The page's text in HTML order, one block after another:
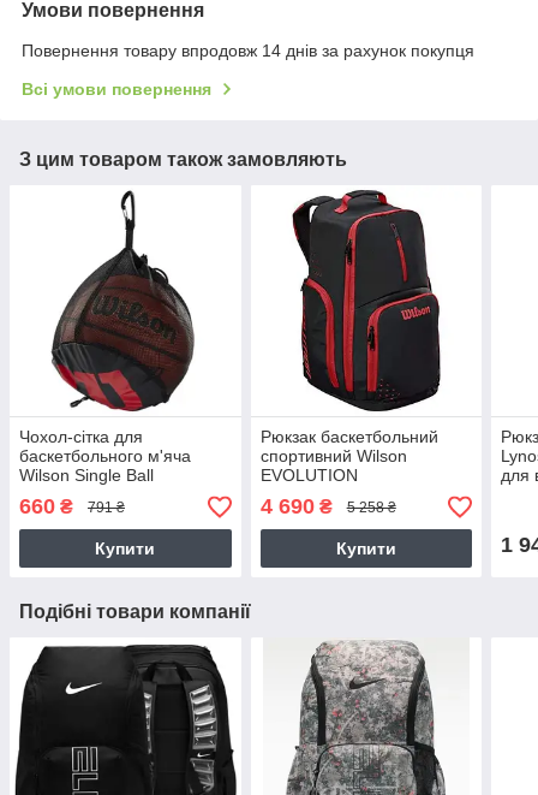
Умови повернення
Повернення товару впродовж 14 днів за рахунок покупця
Всі умови повернення
З цим товаром також замовляють
Чохол-сітка для
баскетбольного м'яча
Wilson Single Ball
(WTB201910)
660 ₴ 791 ₴
Купити
Рюкзак баскетбольний
спортивний Wilson
EVOLUTION
(WTB18419RD)
4 690₴ 5 258 ₴
Купити
для
1
Подібні товари компанії